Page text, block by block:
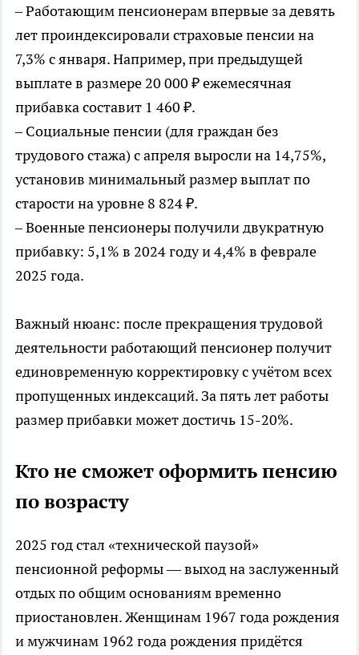
– Работающим пенсионерам впервые за девять
лет проиндексировали страховые пенсии на
7,3% с января. Например, при предыдущей
выплате в размере 20 000 ₽ ежемесячная
прибавка составит 1 460 ₽.
– Социальные пенсии (для граждан без
трудового стажа) с апреля выросли на 14,75%,
установив минимальный размер выплат по
старости на уровне 8 824 ₽.
– Военные пенсионеры получили двукратную
прибавку: 5,1% в 2024 году и 4,4% в феврале
2025 года.
Важный нюанс: после прекращения трудовой
деятельности работающий пенсионер получит
единовременную корректировку с учётом всех
пропущенных индексаций. За пять лет работы
размер прибавки может достичь 15-20%.
Кто не сможет оформить пенсию
по возрасту
2025 год стал «технической паузой»
пенсионной реформы — выход на заслуженный
отдых по общим основаниям временно
приостановлен. Женщинам 1967 года рождения
и мужчинам 1962 года рождения придётся